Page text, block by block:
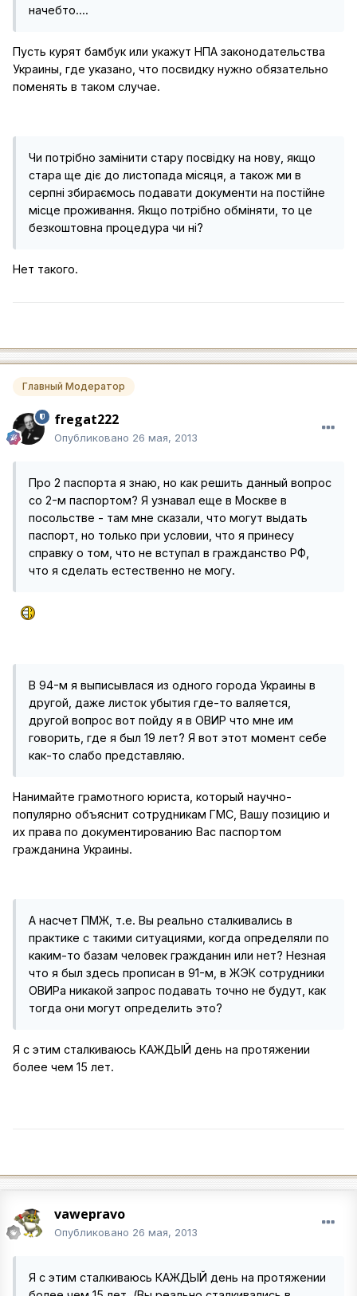
начебто....
Пусть курят бамбук или укажут НПА законодательства
Украины, где указано, что посвидку нужно обязательно
поменять в таком случае.
Чи потрібно замінити стару посвідку на нову, якщо
стара ще діє до листопада місяця, а також ми в
серпні збираємось подавати документи на постійне
місце проживання. Якщо потрібно обміняти, то це
безкоштовна процедура чи ні?
Нет такого.
Главный Модератор
fregat222
Опубликовано 26 мая, 2013
Про 2 паспорта я знаю, но как решить данный вопрос
со 2-м паспортом? Я узнавал еще в Москве в
посольстве - там мне сказали, что могут выдать
паспорт, но только при условии, что я принесу
справку о том, что не вступал в гражданство РФ,
что я сделать естественно не могу.
В 94-м я выписывлася из одного города Украины в
другой, даже листок убытия где-то валяется,
другой вопрос вот пойду я в ОВИР что мне им
говорить, где я был 19 лет? Я вот этот момент себе
как-то слабо представляю.
Нанимайте грамотного юриста, который научно-
популярно объяснит сотрудникам ГМС, Вашу позицию и
их права по документированию Вас паспортом
гражданина Украины.
А насчет ПМЖ, т.е. Вы реально сталкивались в
практике с такими ситуациями, когда определяли по
каким-то базам человек гражданин или нет? Незная
что я был здесь прописан в 91-м, в ЖЭК сотрудники
ОВИРа никакой запрос подавать точно не будут, как
тогда они могут определить это?
Я с этим сталкиваюсь КАЖДЫЙ день на протяжении
более чем 15 лет.
vawepravo
Опубликовано 26 мая, 2013
Я с этим сталкиваюсь КАЖДЫЙ день на протяжении